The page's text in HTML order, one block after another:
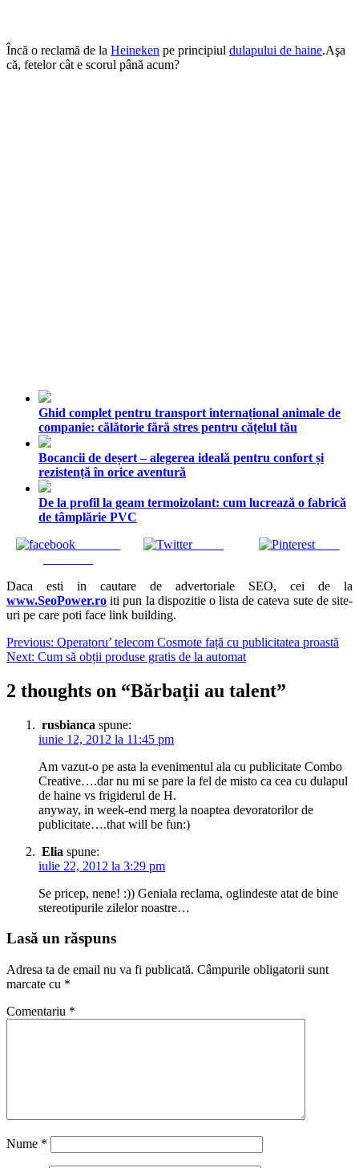
Încă o reclamă de la Heineken pe principiul dulapului de haine.Aşa
că, fetelor cât e scorul până acum?
Ghid complet pentru transport internațional animale de
companie: călătorie fără stres pentru cățelul tău
Bocancii de deșert – alegerea ideală pentru confort și
rezistență în orice aventură
De la profil la geam termoizolant: cum lucrează o fabrică
de tâmplărie PVC
Tweet Save
Daca esti in cautare de advertoriale SEO, cei de la
www.SeoPower.ro iti pun la dispozitie o lista de cateva sute de site-
uri pe care poti face link building.
Navigare
în
articole
Previous: Operatoru’ telecom Cosmote față cu publicitatea proastă
Next: Cum să obții produse gratis de la automat
2 thoughts on “Bărbaţii au talent”
rusbianca spune:
iunie 12, 2012 la 11:45 pm
Am vazut-o pe asta la evenimentul ala cu publicitate Combo
Creative….dar nu mi se pare la fel de misto ca cea cu dulapul
de haine vs frigiderul de H.
anyway, in week-end merg la noaptea devoratorilor de
publicitate….that will be fun:)
Elia spune:
iulie 22, 2012 la 3:29 pm
Se pricep, nene! :)) Geniala reclama, oglindeste atat de bine
stereotipurile zilelor noastre…
Lasă un răspuns
Adresa ta de email nu va fi publicată. Câmpurile obligatorii sunt
marcate cu *
Comentariu *
Nume *